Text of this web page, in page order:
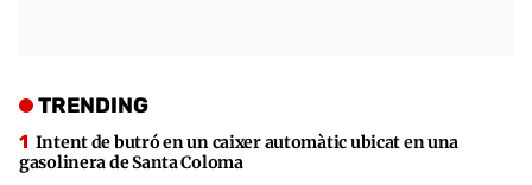
TRENDING
Intent de butró en un caixer automàtic ubicat en una
gasolinera de Santa Coloma